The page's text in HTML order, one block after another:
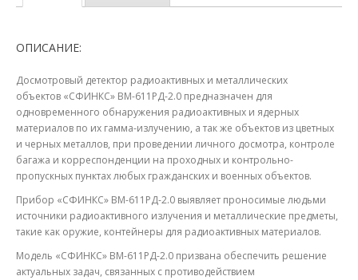
ОПИСАНИЕ:
Досмотровый детектор радиоактивных и металлических
объектов «СФИНКС» ВМ-611РД-2.0 предназначен для
одновременного обнаружения радиоактивных и ядерных
материалов по их гамма-излучению, а так же объектов из цветных
и черных металлов, при проведении личного досмотра, контроле
багажа и корреспонденции на проходных и контрольно-
пропускных пунктах любых гражданских и военных объектов.
Прибор «СФИНКС» ВМ-611РД-2.0 выявляет проносимые людьми
источники радиоактивного излучения и металлические предметы,
такие как оружие, контейнеры для радиоактивных материалов.
Модель «СФИНКС» ВМ-611РД-2.0 призвана обеспечить решение
актуальных задач, связанных с противодействием